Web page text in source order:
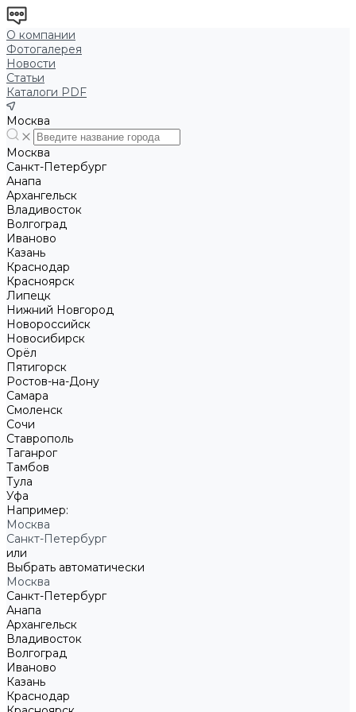
О компании
Фотогалерея
Новости
Статьи
Каталоги PDF
Москва
Москва
Санкт-Петербург
Анапа
Архангельск
Владивосток
Волгоград
Иваново
Казань
Краснодар
Красноярск
Липецк
Нижний Новгород
Новороссийск
Новосибирск
Орёл
Пятигорск
Ростов-на-Дону
Самара
Смоленск
Сочи
Ставрополь
Таганрог
Тамбов
Тула
Уфа
Например:
Москва
Санкт-Петербург
или
Выбрать автоматически
Москва
Санкт-Петербург
Анапа
Архангельск
Владивосток
Волгоград
Иваново
Казань
Краснодар